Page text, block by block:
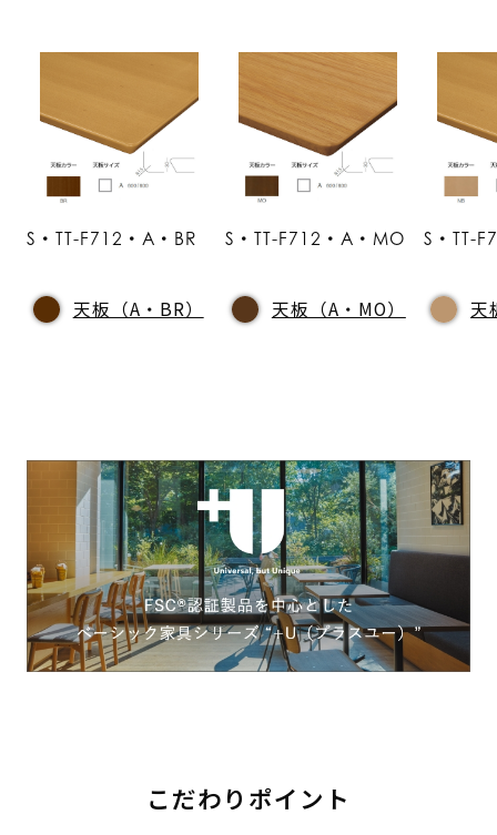
S・TT-F712・A・BR
天板（A・BR）
S・TT-F712・A・MO
天板（A・MO）
S・TT-
天
こだわりポイント